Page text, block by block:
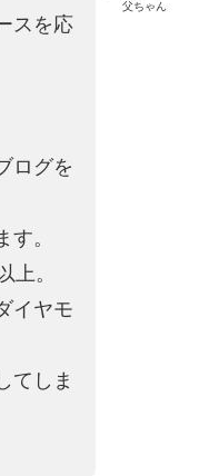
父ちゃん
スを応
ログを
す。
上。
イヤモ
てしま